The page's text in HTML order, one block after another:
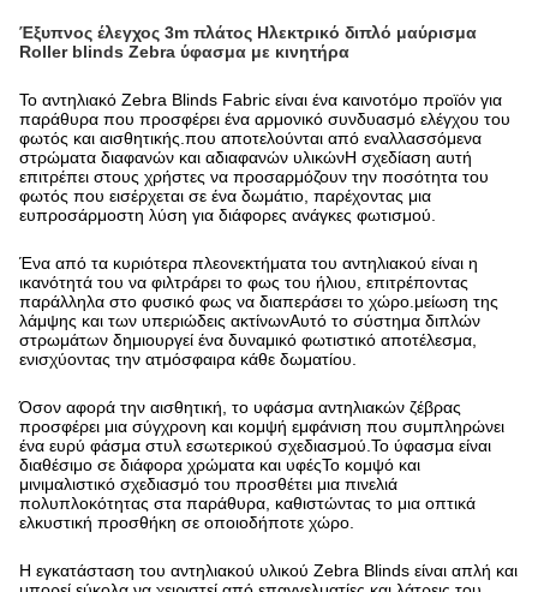
Έξυπνος έλεγχος 3m πλάτος Ηλεκτρικό διπλό μαύρισμα
Roller blinds Zebra ύφασμα με κινητήρα
Το αντηλιακό Zebra Blinds Fabric είναι ένα καινοτόμο προϊόν για
παράθυρα που προσφέρει ένα αρμονικό συνδυασμό ελέγχου του
φωτός και αισθητικής.που αποτελούνται από εναλλασσόμενα
στρώματα διαφανών και αδιαφανών υλικώνΗ σχεδίαση αυτή
επιτρέπει στους χρήστες να προσαρμόζουν την ποσότητα του
φωτός που εισέρχεται σε ένα δωμάτιο, παρέχοντας μια
ευπροσάρμοστη λύση για διάφορες ανάγκες φωτισμού.
Ένα από τα κυριότερα πλεονεκτήματα του αντηλιακού είναι η
ικανότητά του να φιλτράρει το φως του ήλιου, επιτρέποντας
παράλληλα στο φυσικό φως να διαπεράσει το χώρο.μείωση της
λάμψης και των υπεριώδεις ακτίνωνΑυτό το σύστημα διπλών
στρωμάτων δημιουργεί ένα δυναμικό φωτιστικό αποτέλεσμα,
ενισχύοντας την ατμόσφαιρα κάθε δωματίου.
Όσον αφορά την αισθητική, το υφάσμα αντηλιακών ζέβρας
προσφέρει μια σύγχρονη και κομψή εμφάνιση που συμπληρώνει
ένα ευρύ φάσμα στυλ εσωτερικού σχεδιασμού.Το ύφασμα είναι
διαθέσιμο σε διάφορα χρώματα και υφέςΤο κομψό και
μινιμαλιστικό σχεδιασμό του προσθέτει μια πινελιά
πολυπλοκότητας στα παράθυρα, καθιστώντας το μια οπτικά
ελκυστική προσθήκη σε οποιοδήποτε χώρο.
Η εγκατάσταση του αντηλιακού υλικού Zebra Blinds είναι απλή και